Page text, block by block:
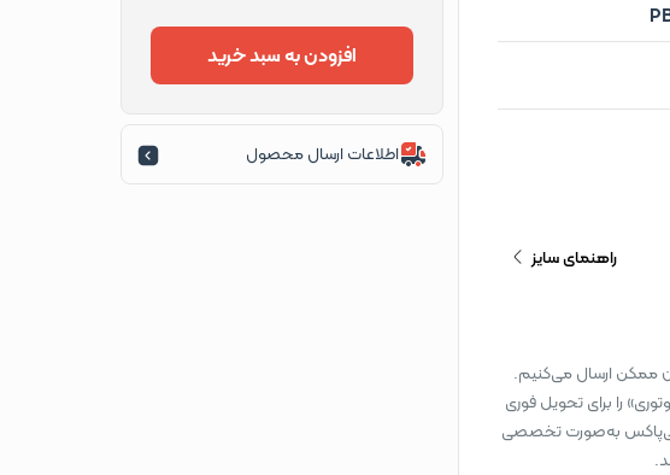
راهنمای سایز
ممکن ارسال می‌کنیم.
را برای تحویل فوری
تی‌پاکس به‌صورت تخصصی
افزودن به سبد خرید
اطلاعات ارسال محصول